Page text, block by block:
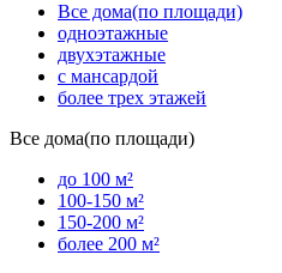
Все дома(по площади)
одноэтажные
двухэтажные
с мансардой
более трех этажей
Все дома(по площади)
до 100 м²
100-150 м²
150-200 м²
более 200 м²